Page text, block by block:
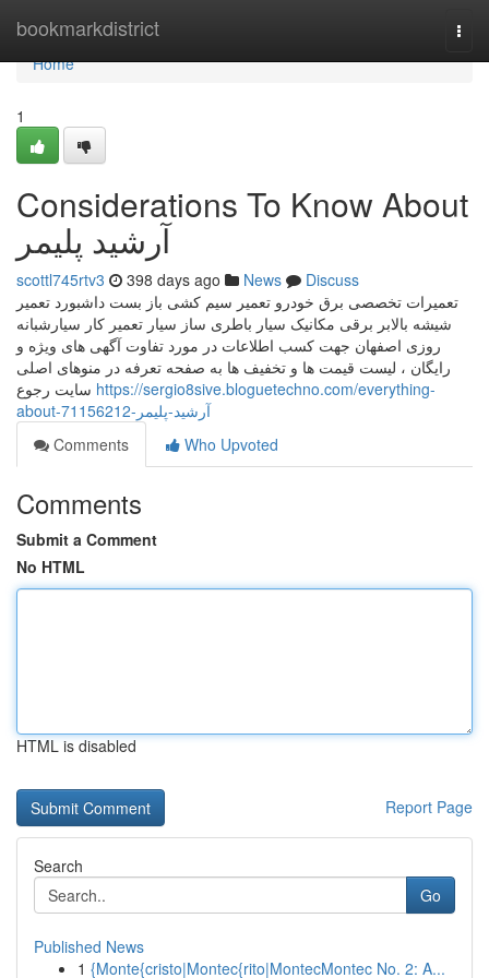
bookmarkdistrict
Home
Home
1
Considerations To Know About
آرشید پلیمر
scottl745rtv3 398 days ago News
Discuss
تعمیرات تخصصی برق خودرو تعمیر سیم کشی باز بست داشبورد تعمیر
شیشه بالابر برقی مکانیک سیار باطری ساز سیار تعمیر کار سیارشبانه
روزی اصفهان جهت کسب اطلاعات در مورد تفاوت آگهی های ویژه و
رایگان ، لیست قیمت ها و تخفیف ها به صفحه تعرفه در منوهای اصلی
https://sergio8sive.bloguetechno.com/everything-
about-آرشید-پلیمر-71156212
Comments
Who Upvoted
Comments
Submit a Comment
No HTML
HTML is disabled
Report Page
Search
Go
Published News
1 {Monte{cristo|Montec{rito|MontecMontec No. 2: A...